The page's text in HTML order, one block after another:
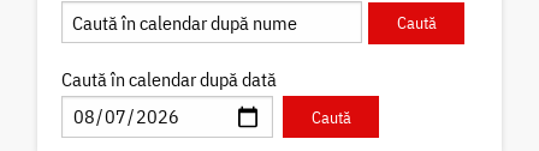
Caută în calendar după dată